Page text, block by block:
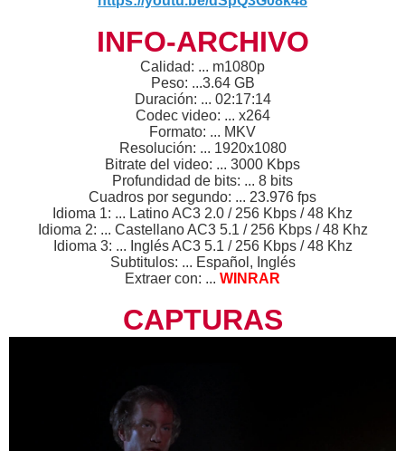
INFO-ARCHIVO
Calidad: ... m1080p
Peso: ...3.64 GB
Duración: ... 02:17:14
Codec video: ... x264
Formato: ... MKV
Resolución: ... 1920x1080
Bitrate del video: ... 3000 Kbps
Profundidad de bits: ... 8 bits
Cuadros por segundo: ... 23.976 fps
Idioma 1: ... Latino AC3 2.0 / 256 Kbps / 48 Khz
Idioma 2: ... Castellano AC3 5.1 / 256 Kbps / 48 Khz
Idioma 3: ... Inglés AC3 5.1 / 256 Kbps / 48 Khz
Subtitulos: ... Español, Inglés
Extraer con: ... WINRAR
CAPTURAS